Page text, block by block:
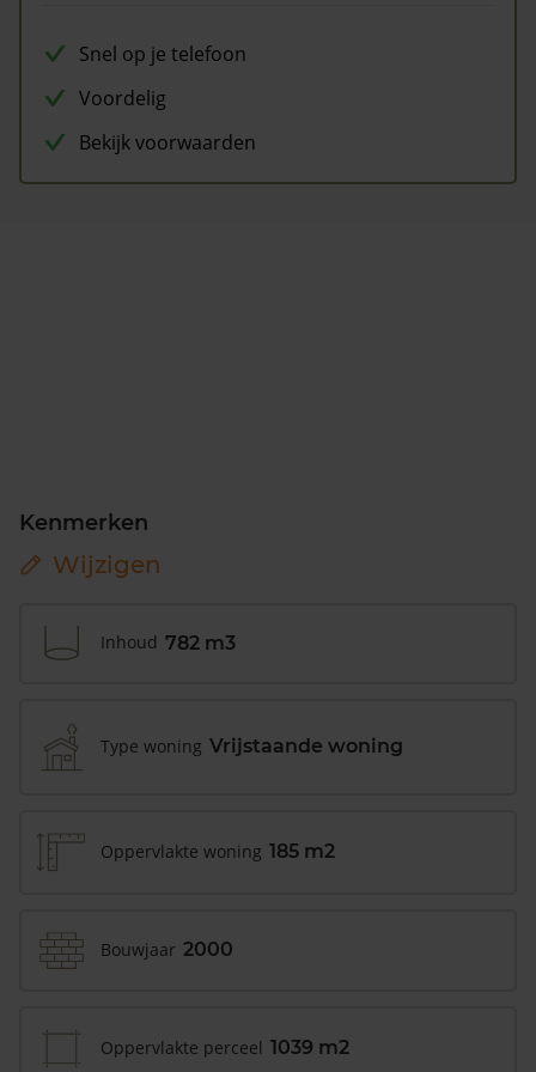
Snel op je telefoon
Voordelig
Bekijk voorwaarden
Kenmerken
Wijzigen
Inhoud 782 m3
Type woning Vrijstaande woning
Oppervlakte woning 185 m2
Bouwjaar 2000
Oppervlakte perceel 1039 m2